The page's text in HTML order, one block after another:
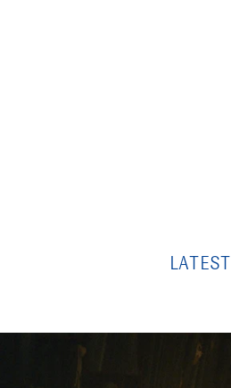
LATEST